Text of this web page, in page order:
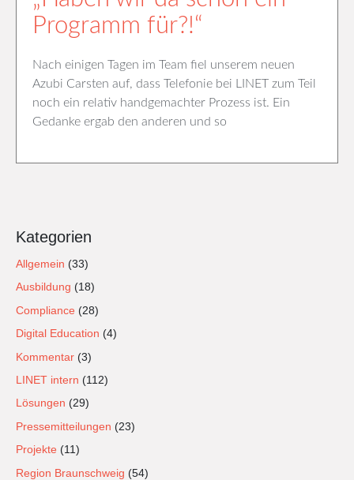
Programm für?!“
Nach einigen Tagen im Team fiel unserem neuen
Azubi Carsten auf, dass Telefonie bei LINET zum Teil
noch ein relativ handgemachter Prozess ist. Ein
Gedanke ergab den anderen und so
Kategorien
Allgemein (33)
Ausbildung (18)
Compliance (28)
Digital Education (4)
Kommentar (3)
LINET intern (112)
Lösungen (29)
Pressemitteilungen (23)
Projekte (11)
Region Braunschweig (54)